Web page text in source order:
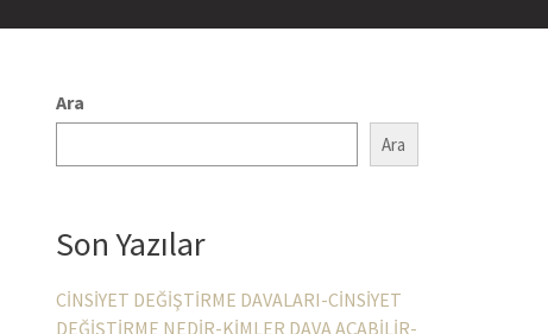
Ara
Ara
Son Yazılar
CİNSİYET DEĞİŞTİRME DAVALARI-CİNSİYET
DEĞİŞTİRME NEDİR-KİMLER DAVA AÇABİLİR-